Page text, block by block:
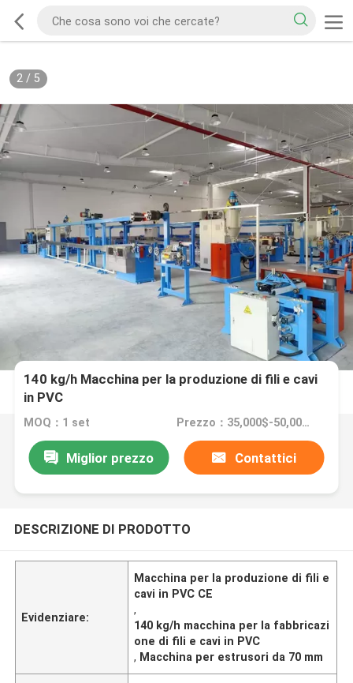
2/ 5
140 kg/h Macchina per la produzione di fili e cavi
in PVC
MOQ：1 set Prezzo：35,000$-50,000$
Miglior prezzo Contattici
DESCRIZIONE DI PRODOTTO
Evidenziare:
Macchina per la produzione di fili e
cavi in PVC CE
,
140 kg/h macchina per la fabbricazi
one di fili e cavi in PVC
, Macchina per estrusori da 70 mm